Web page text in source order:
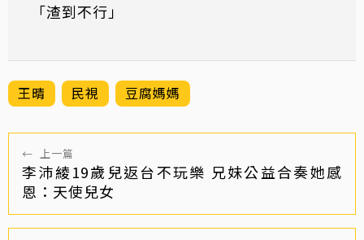
「渣到不行」
王晴 民視 豆腐媽媽
← 上一篇
李沛綾19歲兒返台不玩樂 兄妹公益合奏她感
恩：天使兒女